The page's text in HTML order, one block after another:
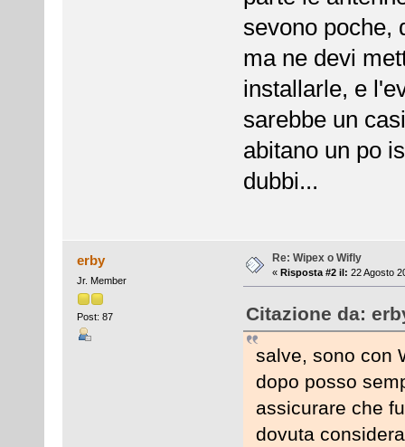
sevono poche,
ma ne devi
installarle, e
sarebbe un
abitano un po
dubbi...
erby
Jr. Member
Post: 87
Re: Wipex o Wifly
« Risposta #2 il: 22 Agosto
Citazione da:
salve, sono con
dopo posso
assicurare che
dovuta